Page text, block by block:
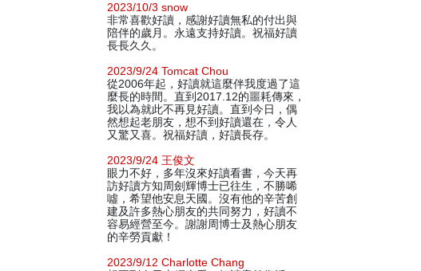
2023/10/3 snow
非常喜歡好讀，感謝好讀無私的付出與
陪伴的歲月。永遠支持好讀。祝福好讀
長長久久。
2023/9/24 Tomcat Chou
從2006年起，好讀就這麼伴我度過了這
麼長的時間。直到2017.12的噩耗傳來，
我以為就此不再見好讀。直到今日，偶
然想起老朋友，想不到好讀還在，令人
又驚又喜。祝福好讀，好讀長存。
2023/9/24 王俊文
眼力不好，多年沒來好讀看書，今天再
訪好讀方知周劍輝博士已往生，不勝唏
噓，希望他安息天國。沒有他的辛苦創
建及許多熱心朋友的共同努力，好讀不
容易經營至今。謝謝周博士及熱心朋友
的辛勞貢獻！
2023/9/12 Charlotte Chang